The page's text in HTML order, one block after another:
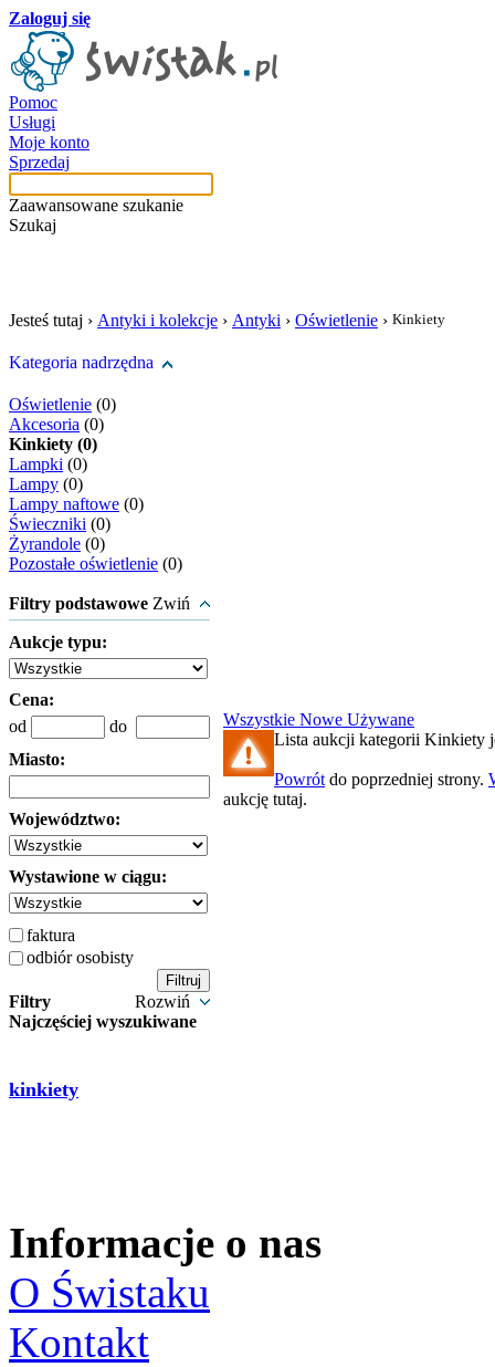
Zaloguj się
Pomoc
Usługi
Moje konto
Sprzedaj
Zaawansowane szukanie
Szukaj
Jesteś tutaj › Antyki i kolekcje › Antyki › Oświetlenie › Kinkiety
Kategoria nadrzędna
Oświetlenie (0)
Akcesoria (0)
Kinkiety (0)
Lampki (0)
Lampy (0)
Lampy naftowe (0)
Świeczniki (0)
Żyrandole (0)
Pozostałe oświetlenie (0)
Filtry podstawowe Zwiń
Aukcje typu:
Cena:
od
do
Miasto:
Województwo:
Wystawione w ciągu:
faktura
odbiór osobisty
Filtry
Rozwiń
Najczęściej wyszukiwane
kinkiety
Wszystkie Nowe Używane
Lista aukcji kategorii Kinkiety
Powrót do poprzedniej strony.
aukcję tutaj.
Informacje o nas
O Świstaku
Kontakt